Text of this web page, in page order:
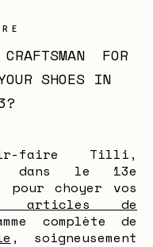
FOR
SHOES IN
faire Tilli,
dans le 13e
pour choyer vos
articles de
complète de
, soigneusement